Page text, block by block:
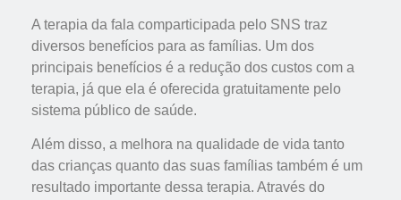
A terapia da fala comparticipada pelo SNS traz
diversos benefícios para as famílias. Um dos
principais benefícios é a redução dos custos com a
terapia, já que ela é oferecida gratuitamente pelo
sistema público de saúde.
Além disso, a melhora na qualidade de vida tanto
das crianças quanto das suas famílias também é um
resultado importante dessa terapia. Através do